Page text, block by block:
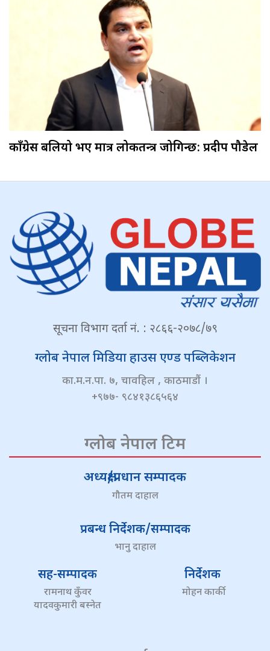
काँग्रेस बलियो भए मात्र लोकतन्त्र जोगिन्छ: प्रदीप पौडेल
सूचना विभाग दर्ता नं. : २८६६-२०७८/७९
ग्लोब नेपाल मिडिया हाउस एण्ड पब्लिकेशन
का.म.न.पा. ७, चावहिल , काठमाडौं ।
+९७७- ९८४१३८६५६४
ग्लोब नेपाल टिम
अध्यक्ष/प्रधान सम्पादक
गौतम दाहाल
प्रबन्ध निर्देशक/सम्पादक
भानु दाहाल
सह-सम्पादक
रामनाथ कुँवर
यादवकुमारी बस्नेत
निर्देशक
मोहन कार्की